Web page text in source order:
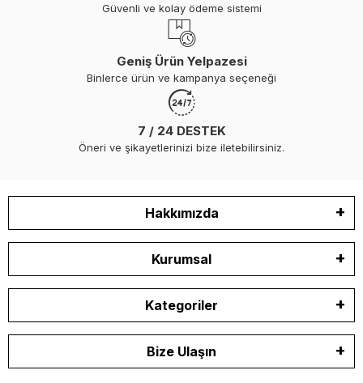
Güvenli ve kolay ödeme sistemi
Geniş Ürün Yelpazesi
Binlerce ürün ve kampanya seçeneği
7 / 24 DESTEK
Öneri ve şikayetlerinizi bize iletebilirsiniz.
Hakkımızda
Kurumsal
Kategoriler
Bize Ulaşın